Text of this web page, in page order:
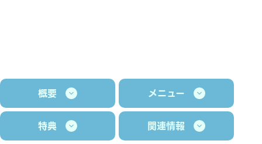
概要 メニュー
特典 関連情報